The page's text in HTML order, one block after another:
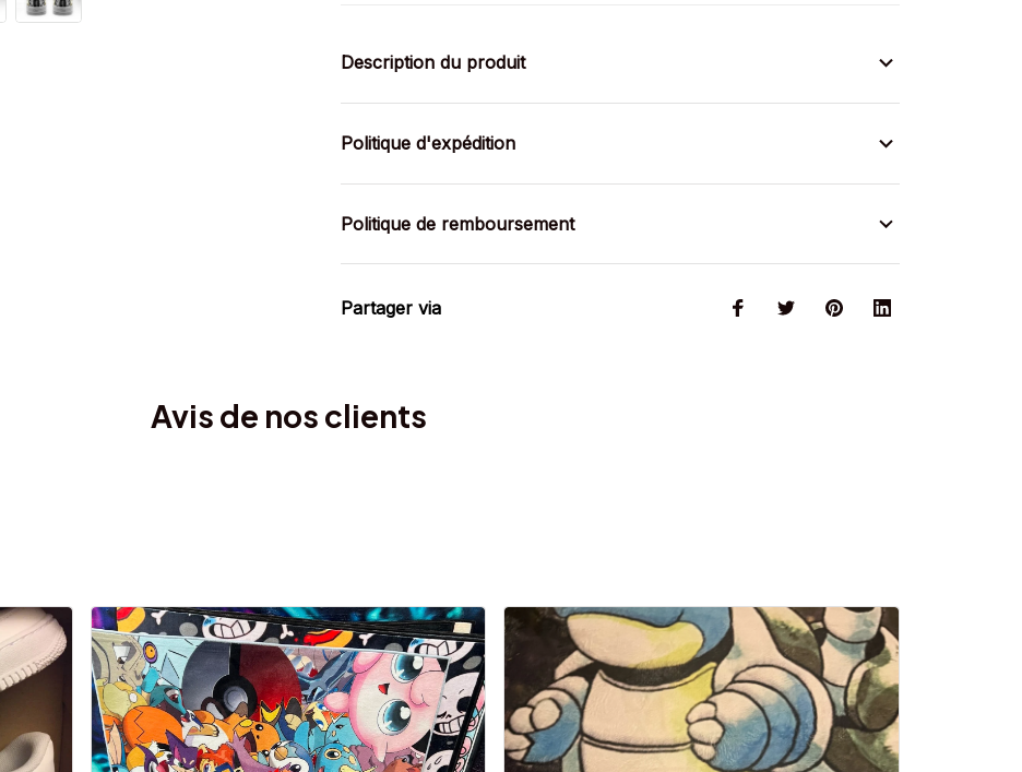
Description du produit
Politique d'expédition
Politique de remboursement
Partager via
Avis de nos clients